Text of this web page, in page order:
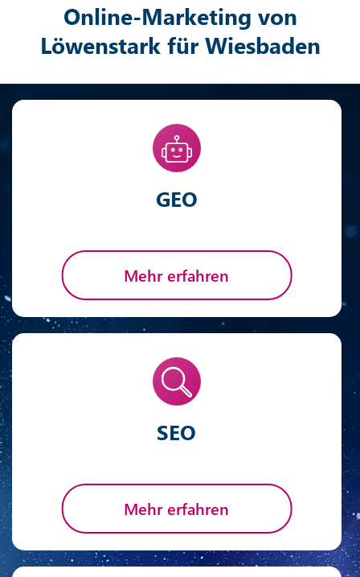
Online-Marketing von
Löwenstark für Wiesbaden
GEO
Mehr erfahren
SEO
Mehr erfahren